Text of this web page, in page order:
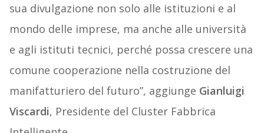
sua divulgazione non solo alle istituzioni e al
mondo delle imprese, ma anche alle università
e agli istituti tecnici, perché possa crescere una
comune cooperazione nella costruzione del
manifatturiero del futuro”, aggiunge Gianluigi
Viscardi, Presidente del Cluster Fabbrica